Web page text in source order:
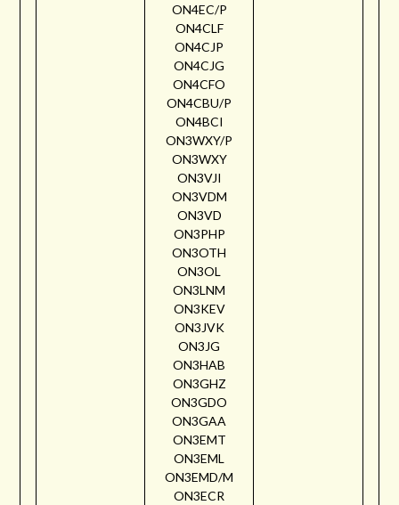
ON4EC/P
ON4CLF
ON4CJP
ON4CJG
ON4CFO
ON4CBU/P
ON4BCI
ON3WXY/P
ON3WXY
ON3VJI
ON3VDM
ON3VD
ON3PHP
ON3OTH
ON3OL
ON3LNM
ON3KEV
ON3JVK
ON3JG
ON3HAB
ON3GHZ
ON3GDO
ON3GAA
ON3EMT
ON3EML
ON3EMD/M
ON3ECR